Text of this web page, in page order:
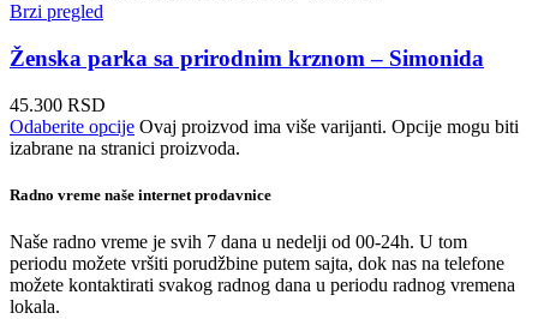
Brzi pregled
Ženska parka sa prirodnim krznom – Simonida
45.300 RSD
Odaberite opcije Ovaj proizvod ima više varijanti. Opcije mogu biti
izabrane na stranici proizvoda.
Radno vreme naše internet prodavnice
Naše radno vreme je svih 7 dana u nedelji od 00-24h. U tom
periodu možete vršiti porudžbine putem sajta, dok nas na telefone
možete kontaktirati svakog radnog dana u periodu radnog vremena
lokala.